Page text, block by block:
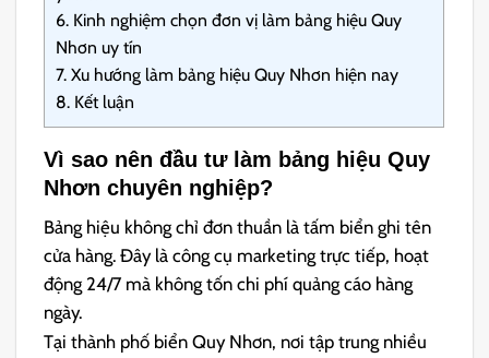
6. Kinh nghiệm chọn đơn vị làm bảng hiệu Quy
Nhơn uy tín
7. Xu hướng làm bảng hiệu Quy Nhơn hiện nay
8. Kết luận
Vì sao nên đầu tư làm bảng hiệu Quy
Nhơn chuyên nghiệp?
Bảng hiệu không chỉ đơn thuần là tấm biển ghi tên
cửa hàng. Đây là công cụ marketing trực tiếp, hoạt
động 24/7 mà không tốn chi phí quảng cáo hàng
ngày.
Tại thành phố biển Quy Nhơn, nơi tập trung nhiều